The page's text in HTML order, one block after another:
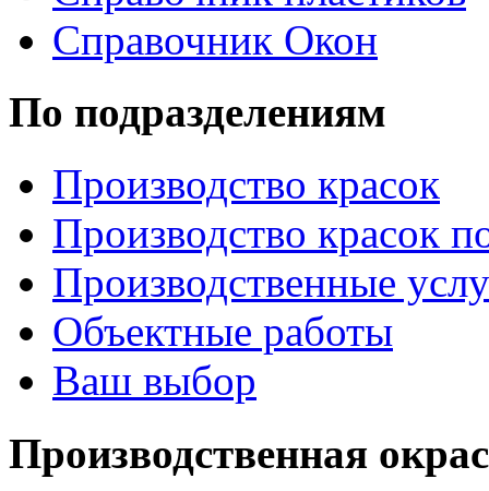
Справочник Окон
По подразделениям
Производство красок
Производство красок
Производственные
Объектные работы
Ваш выбор
Производственная